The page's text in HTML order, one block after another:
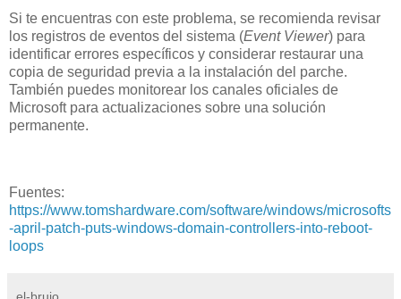
Si te encuentras con este problema, se recomienda revisar
los registros de eventos del sistema (Event Viewer) para
identificar errores específicos y considerar restaurar una
copia de seguridad previa a la instalación del parche.
También puedes monitorear los canales oficiales de
Microsoft para actualizaciones sobre una solución
permanente.
Fuentes:
https://www.tomshardware.com/software/windows/microsofts
-april-patch-puts-windows-domain-controllers-into-reboot-
loops